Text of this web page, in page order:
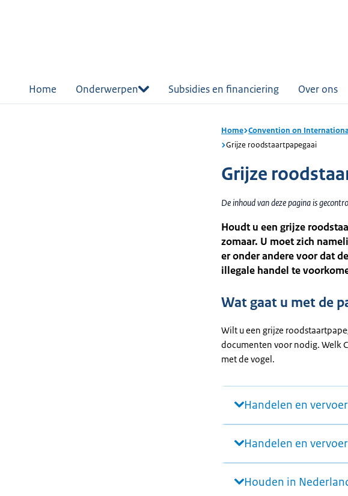
Home Onderwerpen Subsidies en financiering Over ons
Home Convention on
Grijze roodstaartpapegaai
Grijze
De inhoud van deze pagina is
Houdt u een grijze
zomaar. U moet zich
er onder andere voor dat
illegale handel te
Wat gaat u met de
Wilt u een grijze
documenten voor nodig. Welk
met de vogel.
Handelen en
Handelen en
Houden in